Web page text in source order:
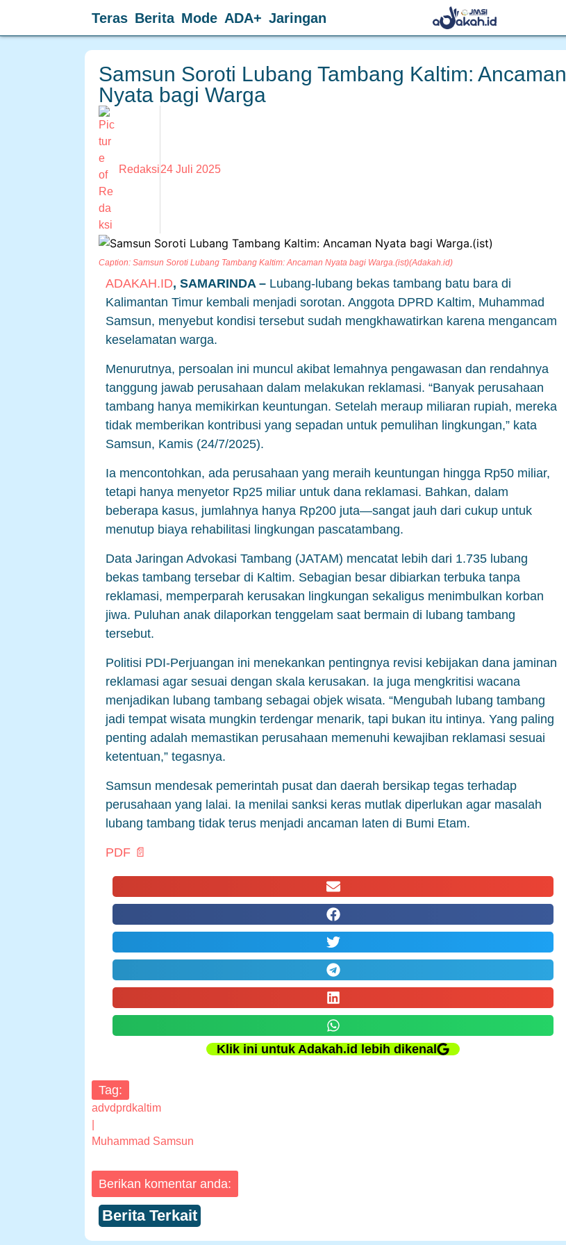
Teras Berita Mode ADA+ Jaringan
Samsun Soroti Lubang Tambang Kaltim: Ancaman
Nyata bagi Warga
Redaksi24 Juli 2025
Caption: Samsun Soroti Lubang Tambang Kaltim: Ancaman Nyata bagi Warga.(ist)(Adakah.id)
ADAKAH.ID, SAMARINDA – Lubang-lubang bekas tambang batu bara di
Kalimantan Timur kembali menjadi sorotan. Anggota DPRD Kaltim, Muhammad
Samsun, menyebut kondisi tersebut sudah mengkhawatirkan karena mengancam
keselamatan warga.
Menurutnya, persoalan ini muncul akibat lemahnya pengawasan dan rendahnya
tanggung jawab perusahaan dalam melakukan reklamasi. “Banyak perusahaan
tambang hanya memikirkan keuntungan. Setelah meraup miliaran rupiah, mereka
tidak memberikan kontribusi yang sepadan untuk pemulihan lingkungan,” kata
Samsun, Kamis (24/7/2025).
Ia mencontohkan, ada perusahaan yang meraih keuntungan hingga Rp50 miliar,
tetapi hanya menyetor Rp25 miliar untuk dana reklamasi. Bahkan, dalam
beberapa kasus, jumlahnya hanya Rp200 juta—sangat jauh dari cukup untuk
menutup biaya rehabilitasi lingkungan pascatambang.
Data Jaringan Advokasi Tambang (JATAM) mencatat lebih dari 1.735 lubang
bekas tambang tersebar di Kaltim. Sebagian besar dibiarkan terbuka tanpa
reklamasi, memperparah kerusakan lingkungan sekaligus menimbulkan korban
jiwa. Puluhan anak dilaporkan tenggelam saat bermain di lubang tambang
tersebut.
Politisi PDI-Perjuangan ini menekankan pentingnya revisi kebijakan dana jaminan
reklamasi agar sesuai dengan skala kerusakan. Ia juga mengkritisi wacana
menjadikan lubang tambang sebagai objek wisata. “Mengubah lubang tambang
jadi tempat wisata mungkin terdengar menarik, tapi bukan itu intinya. Yang paling
penting adalah memastikan perusahaan memenuhi kewajiban reklamasi sesuai
ketentuan,” tegasnya.
Samsun mendesak pemerintah pusat dan daerah bersikap tegas terhadap
perusahaan yang lalai. Ia menilai sanksi keras mutlak diperlukan agar masalah
lubang tambang tidak terus menjadi ancaman laten di Bumi Etam.
PDF 📄
Klik ini untuk Adakah.id lebih dikenal
Tag:
advdprdkaltim
Muhammad Samsun
Berikan komentar anda:
Berita Terkait